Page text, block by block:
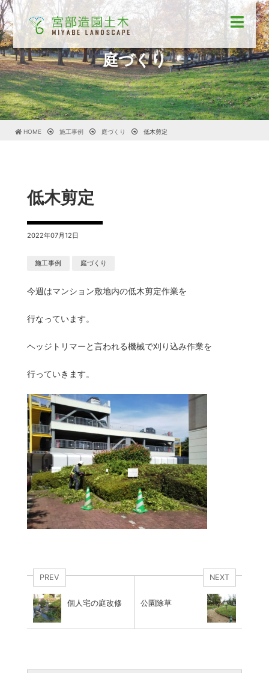
庭づくり
HOME 施工事例 庭づくり 低木剪定
低木剪定
2022年07月12日
施工事例 庭づくり
今週はマンション敷地内の低木剪定作業を
行なっています。
ヘッジトリマーと言われる機械で刈り込み作業を
行っていきます。
PREV
個人宅の庭改修
NEXT
公園除草